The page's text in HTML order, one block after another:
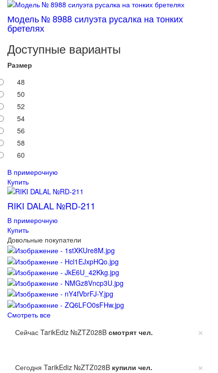
Модель № 8988 силуэта русалка на тонких
бретелях
Доступные варианты
Размер
48
50
52
54
56
58
60
В примерочную
Купить
RIKI DALAL №RD-211
В примерочную
Купить
Довольные покупатели
Смотреть все
×
Сейчас TarikEdiz №ZTZ028B смотрят чел.
×
Сегодня TarikEdiz №ZTZ028B купили чел.